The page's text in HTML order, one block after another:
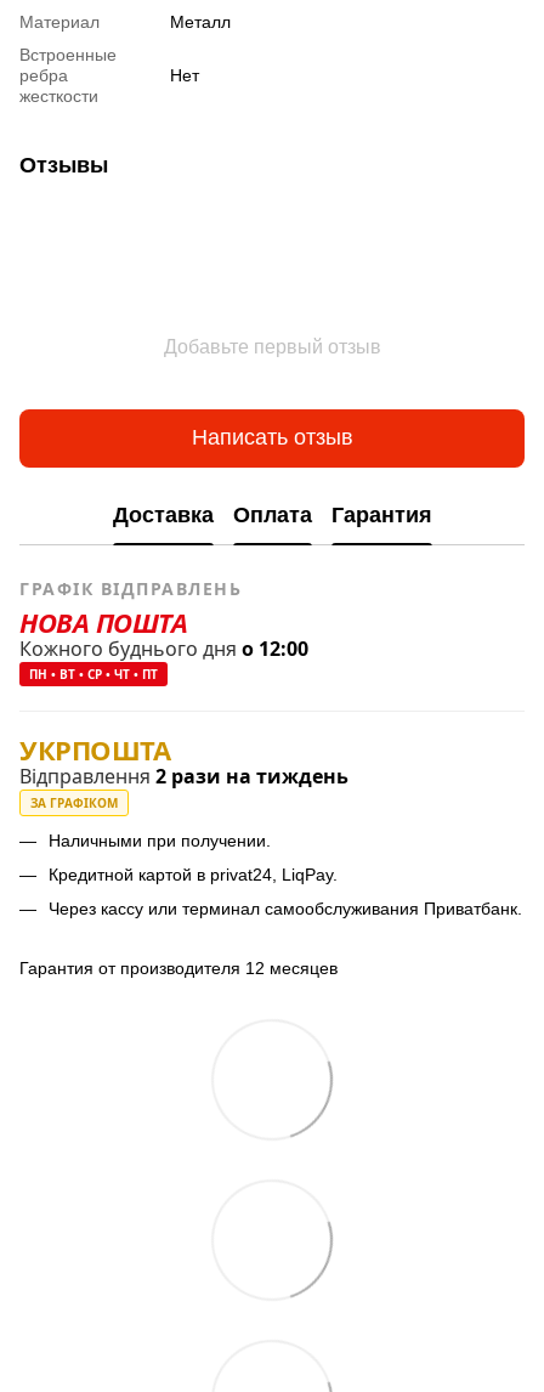
Материал
Металл
Встроенные
ребра
жесткости
Нет
Отзывы
Добавьте первый отзыв
Написать отзыв
Доставка Оплата Гарантия
ГРАФІК ВІДПРАВЛЕНЬ
НОВА ПОШТА
Кожного буднього дня о 12:00
ПН • ВТ • СР • ЧТ • ПТ
УКРПОШТА
Відправлення 2 рази на тиждень
ЗА ГРАФІКОМ
Наличными при получении.
Кредитной картой в privat24, LiqPay.
Через кассу или терминал самообслуживания Приватбанк.
Гарантия от производителя 12 месяцев